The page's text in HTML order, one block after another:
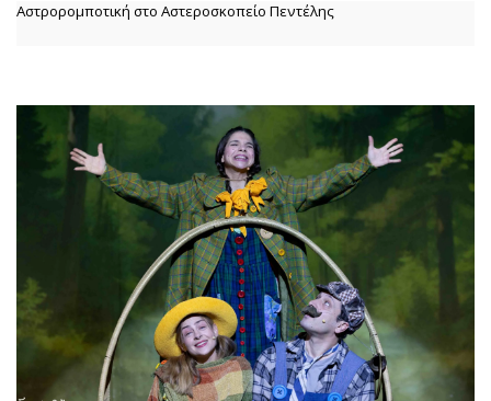
Αστρορομποτική στο Αστεροσκοπείο Πεντέλης